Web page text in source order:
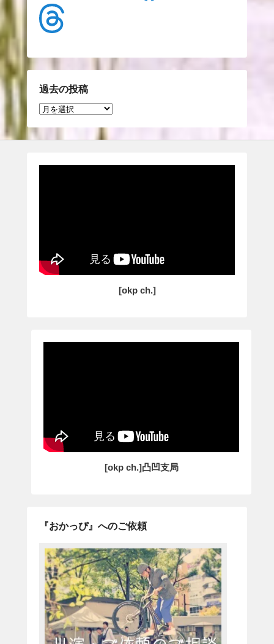
Threads
過去の投稿
過
投
[okp ch.]
[okp ch.]凸凹支局
『おかっぴ』へのご依頼